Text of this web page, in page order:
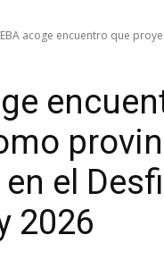
acoge encuentro que
el
2026